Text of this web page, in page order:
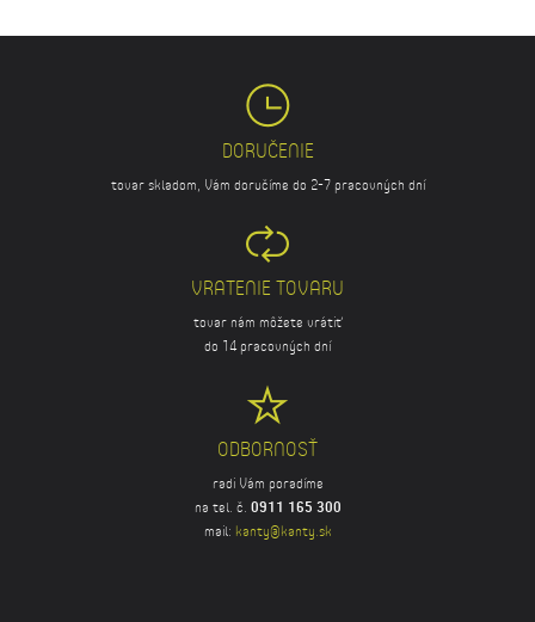
DORUČENIE
tovar skladom, Vám doručíme do 2-7 pracovných dní
VRATENIE TOVARU
tovar nám môžete vrátiť
do 14 pracovných dní
ODBORNOSŤ
radi Vám poradíme
na tel. č. 0911 165 300
mail: kanty@kanty.sk